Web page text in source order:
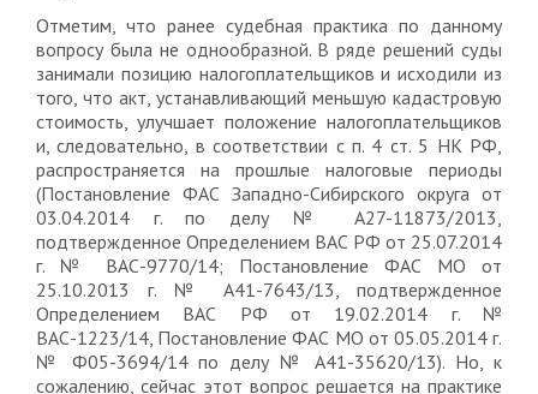
Отметим, что ранее судебная практика по данному
вопросу была не однообразной. В ряде решений суды
занимали позицию налогоплательщиков и исходили из
того, что акт, устанавливающий меньшую кадастровую
стоимость, улучшает положение налогоплательщиков
и, следовательно, в соответствии с п. 4 ст. 5 НК РФ,
распространяется на прошлые налоговые периоды
(Постановление ФАС Западно-Сибирского округа от
03.04.2014 г. по делу № А27-11873/2013,
подтвержденное Определением ВАС РФ от 25.07.2014
г. № ВАС-9770/14; Постановление ФАС МО от
25.10.2013 г. № А41-7643/13, подтвержденное
Определением ВАС РФ от 19.02.2014 г. №
ВАС-1223/14, Постановление ФАС МО от 05.05.2014 г.
№ Ф05-3694/14 по делу № А41-35620/13). Но, к
сожалению, сейчас этот вопрос решается на практике